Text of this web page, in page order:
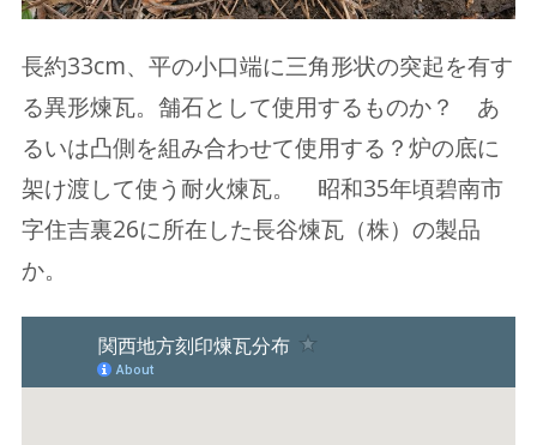
長約33cm、平の小口端に三角形状の突起を有す
る異形煉瓦。 舗石として使用するものか？ あ
るいは凸側を組み合わせて使用する？炉の底に
架け渡して使う耐火煉瓦。 昭和35年頃碧南市
字住吉裏26に所在した長谷煉瓦（株）の製品
か。